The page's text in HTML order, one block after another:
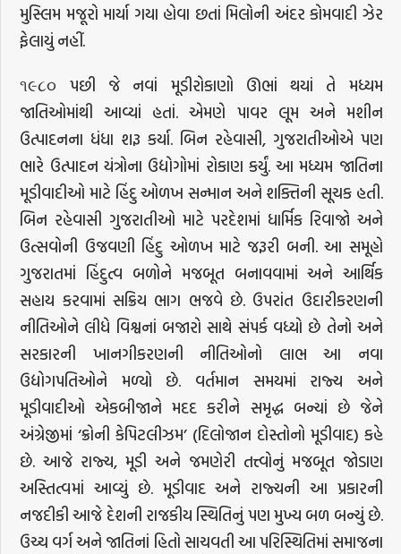
મુસ્લિમ મજૂરો માર્યા ગયા હોવા છતાં મિલોની અંદર કોમવાદી ઝેર
ફેલાયું નહીં.
૧૯૮૦ પછી જે નવાં મૂડીરોકાણો ઊભાં થયાં તે મધ્યમ
જાતિઓમાંથી આવ્યાં હતાં. એમણે પાવર લૂમ અને મશીન
ઉત્પાદનના ધંધા શરૂ કર્યા. બિન રહેવાસી, ગુજરાતીઓએ પણ
ભારે ઉત્પાદન યંત્રોના ઉદ્યોગોમાં રોકાણ કર્યું. આ મધ્યમ જાતિના
મૂડીવાદીઓ માટે હિંદુ ઓળખ સન્માન અને શક્તિની સૂચક હતી.
બિન રહેવાસી ગુજરાતીઓ માટે પરદેશમાં ધાર્મિક રિવાજો અને
ઉત્સવોની ઉજવણી હિંદુ ઓળખ માટે જરૂરી બની. આ સમૂહો
ગુજરાતમાં હિંદુત્વ બળોને મજબૂત બનાવવામાં અને આર્થિક
સહાય કરવામાં સક્રિય ભાગ ભજવે છે. ઉપરાંત ઉદારીકરણની
નીતિઓને લીધે વિશ્વનાં બજારો સાથે સંપર્ક વધ્યો છે તેનો અને
સરકારની ખાનગીકરણની નીતિઓનો લાભ આ નવા
ઉદ્યોગપતિઓને મળ્યો છે. વર્તમાન સમયમાં રાજ્ય અને
મૂડીવાદીઓ એકબીજાને મદદ કરીને સમૃદ્ધ બન્યાં છે જેને
અંગ્રેજીમાં ‘ક્રોની કેપિટલીઝમ’ (દિલોજાન દોસ્તોનો મૂડીવાદ) કહે
છે. આજે રાજ્ય, મૂડી અને જમણેરી તત્ત્વોનું મજબૂત જોડાણ
અસ્તિત્વમાં આવ્યું છે. મૂડીવાદ અને રાજ્યની આ પ્રકારની
નજદીકી આજે દેશની રાજકીય સ્થિતિનું પણ મુખ્ય બળ બન્યું છે.
ઉચ્ચ વર્ગ અને જાતિનાં હિતો સાચવતી આ પરિસ્થિતિમાં સમાજના